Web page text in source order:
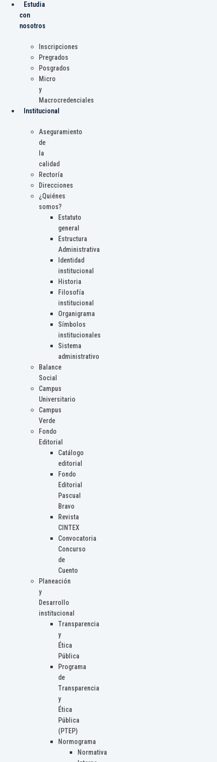
Estudia
con
nosotros
Inscripciones
Pregrados
Posgrados
Micro
y
Macrocredenciales
Institucional
Aseguramiento
de
la
calidad
Rectoría
Direcciones
¿Quiénes
somos?
Estatuto
general
Estructura
Administrativa
Identidad
institucional
Historia
Filosofía
institucional
Organigrama
Símbolos
institucionales
Sistema
administrativo
Balance
Social
Campus
Universitario
Campus
Verde
Fondo
Editorial
Catálogo
editorial
Fondo
Editorial
Pascual
Bravo
Revista
CINTEX
Convocatoria
Concurso
de
Cuento
Planeación
y
Desarrollo
institucional
Transparencia
y
Ética
Pública
Programa
de
Transparencia
y
Ética
Pública
(PTEP)
Normograma
Normativa